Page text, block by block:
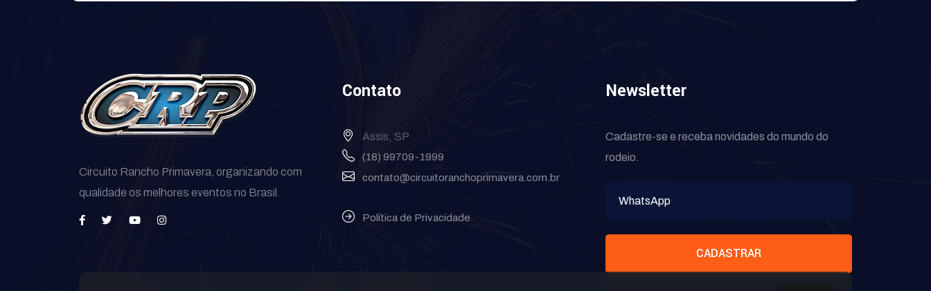
Circuito Rancho Primavera, organizando com
qualidade os melhores eventos no Brasil.
Contato
Assis, SP
(18) 99709-1999
contato@circuitoranchoprimavera.com.br
Política de Privacidade
Newsletter
Cadastre-se e receba novidades do mundo do
rodeio.
CADASTRAR